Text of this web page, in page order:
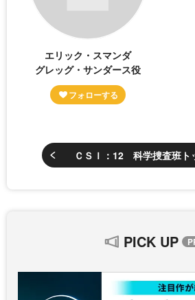
エリック・スマンダ
グレッグ・サンダース役
ＣＳＩ：12 科学捜査班ト
PICK UP